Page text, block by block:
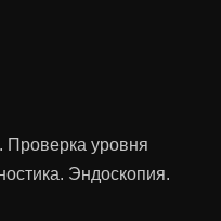
Проверка уровня
Эндоскопия.